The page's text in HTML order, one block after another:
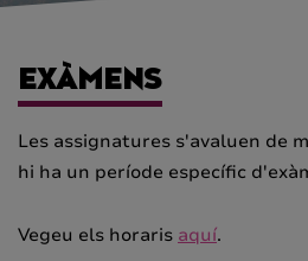
EXÀMENS
Les assignatures s'avaluen de
hi ha un període específic
Vegeu els horaris aquí.